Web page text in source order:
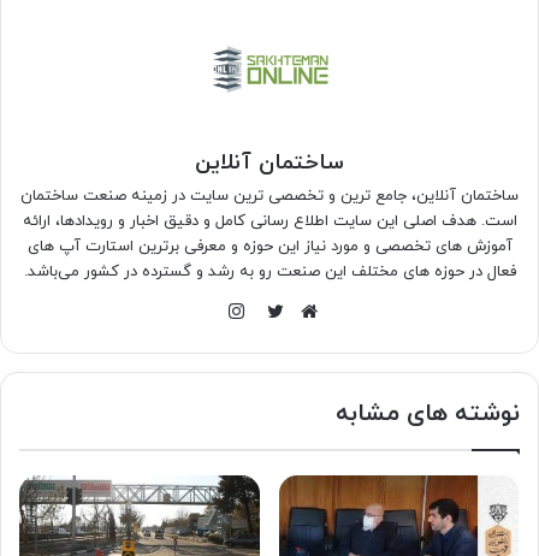
ساختمان آنلاین
ساختمان آنلاین، جامع ترین و تخصصی ترین سایت در زمینه صنعت ساختمان
است. هدف اصلی این سایت اطلاع رسانی کامل و دقیق اخبار و رویدادها، ارائه
آموزش های تخصصی و مورد نیاز این حوزه و معرفی برترین استارت آپ های
فعال در حوزه های مختلف این صنعت رو به رشد و گسترده در کشور می‌باشد.
نوشته های مشابه